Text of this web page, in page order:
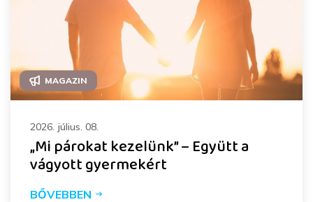
MAGAZIN
2026. július. 08.
„Mi párokat kezelünk” – Együtt a
vágyott gyermekért
BŐVEBBEN